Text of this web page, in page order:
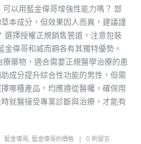
以用藍金偉哥增強性能力嗎？ 部
本成分，但效果因人而異，建議謹
選擇授權正規銷售管道，注意包裝
金偉哥和威而鋼各有其獨特優勢。
藥物，適合需要正規醫學治療的患
成分提升綜合性功能的男性，但需
哪種產品，均應遵從醫囑，確保用
就醫接受專業診斷與治療，才能有
藍金偉哥, 藍金偉哥的價格 0 則留言